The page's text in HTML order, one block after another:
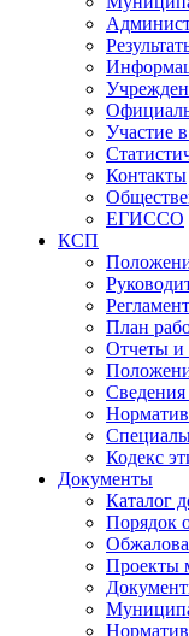
Участие
Контакты
ЕГИССО
КСП
План
Отчеты и
Сведения
Кодекс
Документы
Каталог
Порядок
Проекты